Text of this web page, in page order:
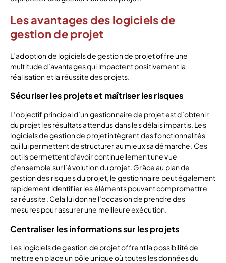
Les avantages des logiciels de
gestion de projet
L’adoption de logiciels de gestion de projet offre une
multitude d’avantages qui impactent positivement la
réalisation et la réussite des projets.
Sécuriser les projets et maîtriser les risques
L’objectif principal d’un gestionnaire de projet est d’obtenir
du projet les résultats attendus dans les délais impartis. Les
logiciels de gestion de projet intègrent des fonctionnalités
qui lui permettent de structurer au mieux sa démarche. Ces
outils permettent d’avoir continuellement une vue
d’ensemble sur l’évolution du projet. Grâce au plan de
gestion des risques du projet, le gestionnaire peut également
rapidement identifier les éléments pouvant compromettre
sa réussite. Cela lui donne l’occasion de prendre des
mesures pour assurer une meilleure exécution.
Centraliser les informations sur les projets
Les logiciels de gestion de projet offrent la possibilité de
mettre en place un pôle unique où toutes les données du